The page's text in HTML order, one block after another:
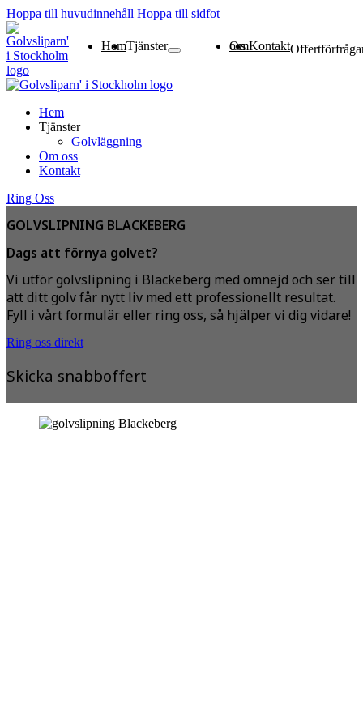
Hoppa till huvudinnehåll Hoppa till sidfot
HemTjänsterGolvläggning Om oss Kontakt
Hem
Tjänster
Golvläggning
Om oss
Kontakt
Ring Oss
GOLVSLIPNING BLACKEBERG
Dags att förnya golvet?
Vi utför golvslipning i Blackeberg med omnejd och ser till
att ditt golv får nytt liv med ett professionellt resultat.
Fyll i vårt formulär eller ring oss, så hjälper vi dig vidare!
Ring oss direkt
Skicka snabboffert